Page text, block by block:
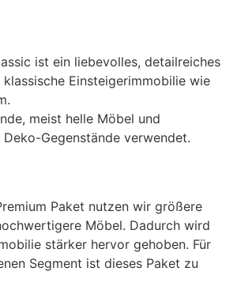
ist ein liebevolles, detailreiches
Einsteigerimmobilie wie
meist helle Möbel und
Gegenstände verwendet.
Paket nutzen wir größere
Möbel. Dadurch wird
stärker hervor gehoben. Für
Segment ist dieses Paket zu